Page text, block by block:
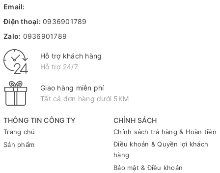
THÔNG TIN CÔNG TY
Trang chủ
Sản phẩm
CHÍNH SÁCH
Chính sách trả hàng & Hoàn tiền
Điều khoản & Quyền lợi khách
hàng
Bảo mật & Điều khoản
Email:
Điện thoại: 0936901789
Zalo: 0936901789
Hỗ trợ khách hàng
Hỗ trợ 24/7
Giao hàng miễn phí
Tất cả đơn hàng dưới 5KM